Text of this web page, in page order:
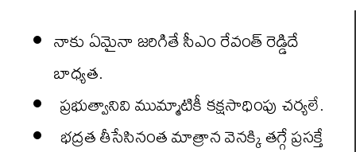
నాకు ఏమైనా జరిగితే సీఎం రేవంత్ రెడ్డిదే
బాధ్యత.
ప్రభుత్వానివి ముమ్మాటికీ కక్షసాధింపు చర్యలే.
భద్రత తీసేసినంత మాత్రాన వెనక్కి తగ్గే ప్రసక్తే